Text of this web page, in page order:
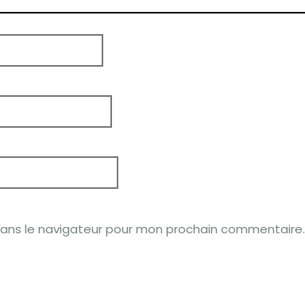
le navigateur pour mon prochain commentaire.